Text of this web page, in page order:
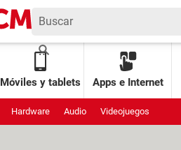
Móviles y tablets Apps e Internet
Hardware Audio Videojuegos